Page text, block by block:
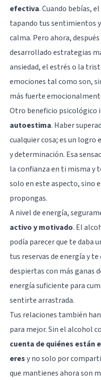
efectiva. Cuando bebías,
tapando tus sentimientos
calma. Pero ahora,
desarrollado estrategias
ansiedad, el estrés o la
emociones tal como son,
más fuerte
Otro beneficio psicológico
autoestima. Haber
cualquier cosa; es un logro
y determinación. Esa
la confianza en ti misma y
solo en este aspecto, sino
propongas.
A nivel de energía,
activo y motivado. El
podía parecer que te daba
tus reservas de energía y
despiertas con más ganas
energía suficiente para
sentirte arrastrada.
Tus relaciones también
para mejor. Sin el alcohol
cuenta de quiénes están
eresy no solo por
que mantienes ahora son